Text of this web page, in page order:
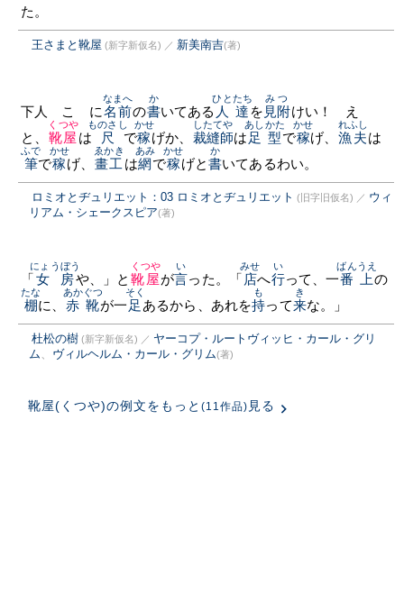
た。
王さまと靴屋 (新字新仮名) ／ 新美南吉(著)
下人 こゝに名前
なまへ
の書
か
いてある 人達
ひとたち
を 見附
みつ
けい！ えゝ
と、 靴屋
くつや
は 尺
ものさし
で稼
かせ
げか、 裁縫師
したてや
は 足型
あしかた
で稼
かせ
げ、 漁夫
れふし
は
筆
ふで
で稼
かせ
げ、 畫工
ゑかき
は網
あみ
で稼
かせ
げと書
か
いてあるわい。
ロミオとヂュリエット：03 ロミオとヂュリエット (旧字旧仮名) ／ ウィ
リアム・シェークスピア(著)
「女房
にょうぼう
や、」と 靴屋
くつや
が言
い
った。「 店
みせ
へ行
い
って、一番
ばん
上
うえ
の
棚
たな
に、 赤靴
あかぐつ
が一 足
そく
あるから、あれを持
も
って来
き
な。」
杜松の樹 (新字新仮名) ／ ヤーコプ・ルートヴィッヒ・カール・グリ
ム、 ヴィルヘルム・カール・グリム(著)
靴屋(くつや)の例文をもっと (11作品) 見る